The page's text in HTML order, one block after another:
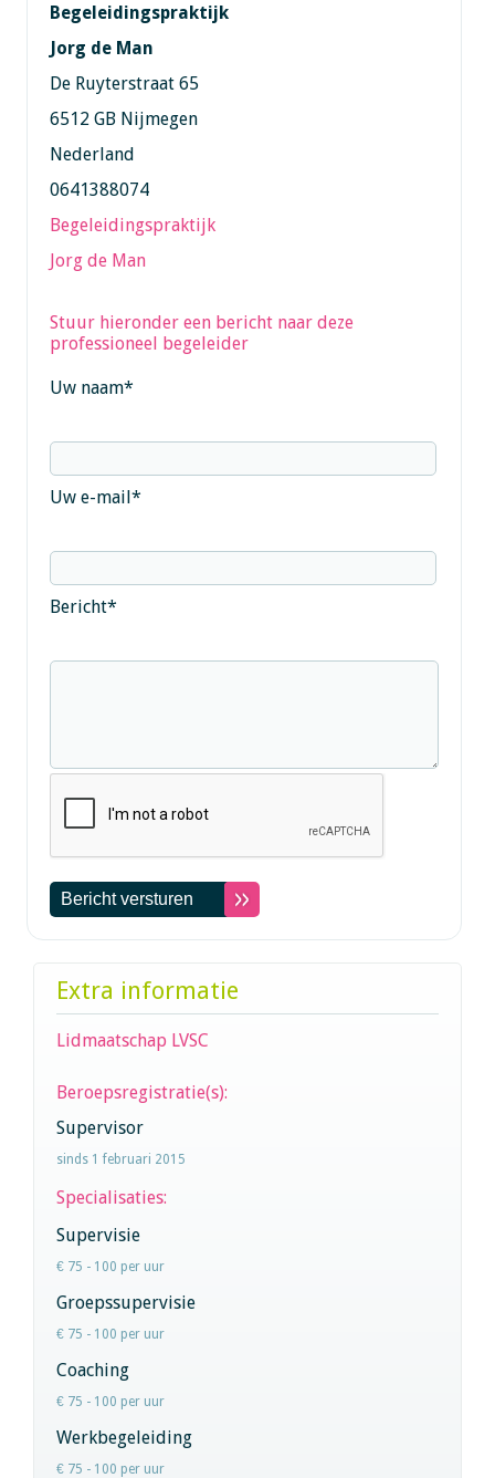
Begeleidingspraktijk
Jorg de Man
De Ruyterstraat 65
6512 GB Nijmegen
Nederland
0641388074
Begeleidingspraktijk
Jorg de Man
Stuur hieronder een bericht naar deze
professioneel begeleider
Uw naam*
Uw e-mail*
Bericht*
Extra informatie
Lidmaatschap LVSC
Beroepsregistratie(s):
Supervisor
sinds 1 februari 2015
Specialisaties:
Supervisie
€ 75 - 100 per uur
Groepssupervisie
€ 75 - 100 per uur
Coaching
€ 75 - 100 per uur
Werkbegeleiding
€ 75 - 100 per uur